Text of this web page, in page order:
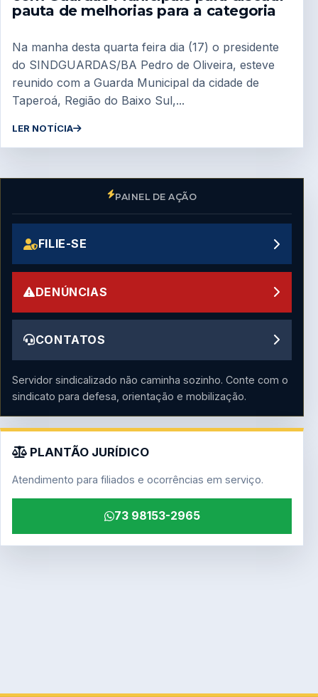
pauta de melhorias para a categoria
Na manha desta quarta feira dia (17) o presidente
do SINDGUARDAS/BA Pedro de Oliveira, esteve
reunido com a Guarda Municipal da cidade de
Taperoá, Região do Baixo Sul,...
LER NOTÍCIA
PAINEL DE AÇÃO
FILIE-SE
DENÚNCIAS
CONTATOS
Servidor sindicalizado não caminha sozinho. Conte com o
sindicato para defesa, orientação e mobilização.
PLANTÃO JURÍDICO
Atendimento para filiados e ocorrências em serviço.
73 98153-2965